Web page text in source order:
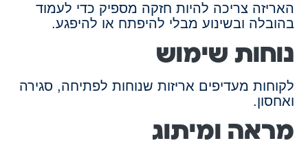
האריזה צריכה להיות חזקה מספיק כדי לעמוד
בהובלה ובשינוע מבלי להיפתח או להיפגע.
נוחות שימוש
לקוחות מעדיפים אריזות שנוחות לפתיחה, סגירה
ואחסון.
מראה ומיתוג